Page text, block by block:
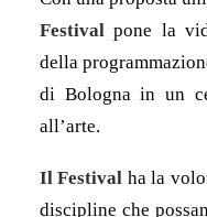
Festival pone la
della
di Bologna in un
all’arte.
Il Festival ha la
discipline che